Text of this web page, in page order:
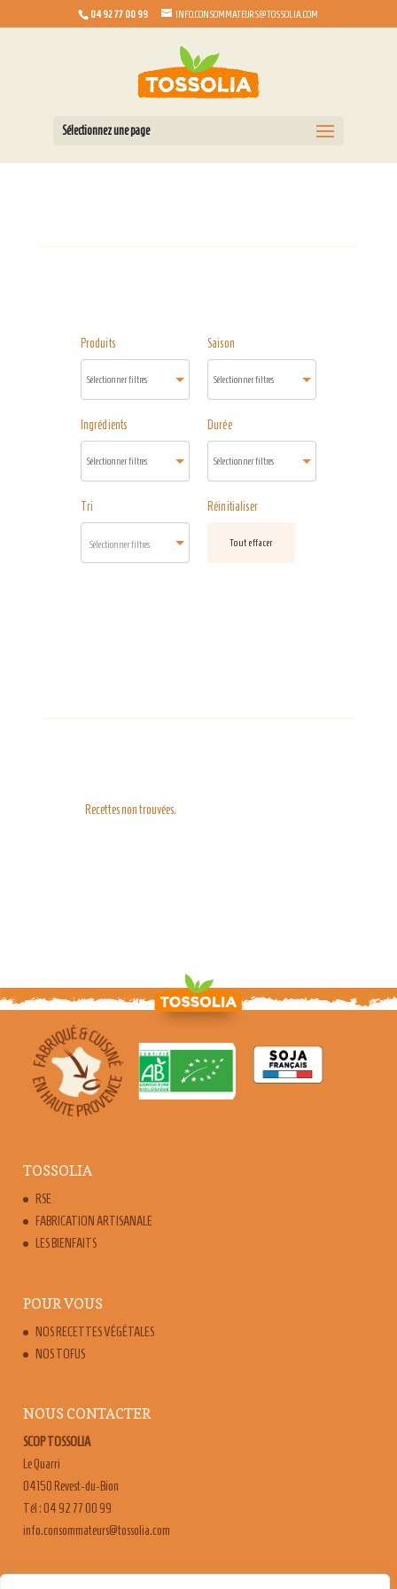
04 92 77 00 99 INFO.CONSOMMATEURS@TOSSOLIA.COM
Sélectionnez une page
Produits Saison
Ingrédients Durée
Tri
Sélectionner filtres
Réinitialiser
Tout effacer
Recettes non trouvées.
TOSSOLIA
RSE
FABRICATION ARTISANALE
LES BIENFAITS
POUR VOUS
NOS RECETTES VÉGÉTALES
NOS TOFUS
NOUS CONTACTER
SCOP TOSSOLIA
Le Quarri
04150 Revest-du-Bion
Tél : 04 92 77 00 99
moc.ailossot@sruetammosnoc.ofni